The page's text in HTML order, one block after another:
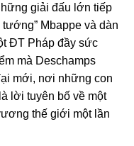
giải đấu lớn tiếp
Mbappe và dàn
ĐT Pháp đầy sức
mà Deschamps
mới, nơi những con
lời tuyên bố về một
thế giới một lần